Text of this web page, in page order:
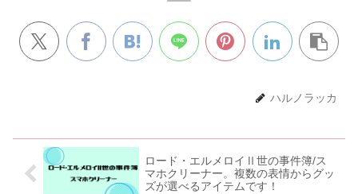
ハルノラッカ
ロード・エルメロイⅡ世の事件簿/ス
マホクリーナー。複数の表情からグッ
ズが選べるアイテムです！